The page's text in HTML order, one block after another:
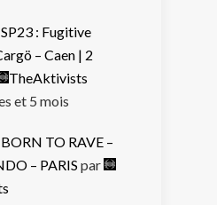
: Fugitive
– Caen | 2
TheAktivists
et 5 mois
TO RAVE –
– PARIS par